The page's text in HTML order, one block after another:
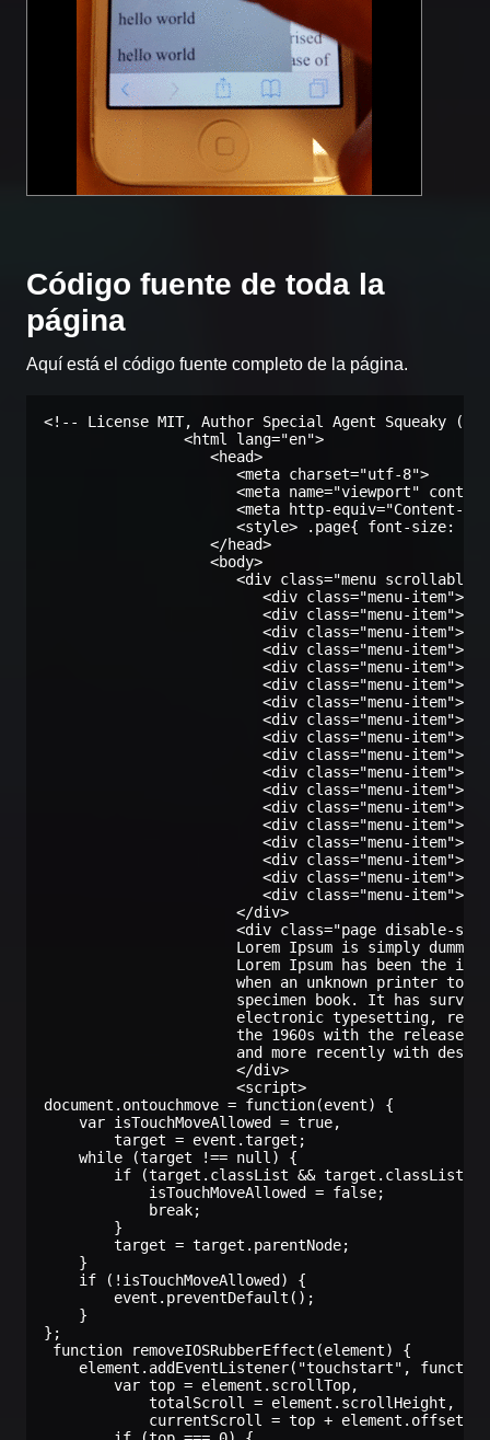
Código fuente de toda la
página
Aquí está el código fuente completo de la página.
<!-- License MIT, Author Special Agent Squeaky
                <html lang="en">
                   <head>
                      <meta charset="utf-8">
<meta name="viewport"
<meta http-equiv="Content-
<style> .page{ font-size:
                   </head>
                   <body>
                      <div class="menu scrollable">
<div class="menu-
<div class="menu-
<div class="menu-
<div class="menu-
<div class="menu-
<div class="menu-
<div class="menu-
<div class="menu-
<div class="menu-
<div class="menu-
<div class="menu-
<div class="menu-
<div class="menu-
<div class="menu-
<div class="menu-
<div class="menu-
<div class="menu-
<div class="menu-
                      </div>
<div class="page disable-
Lorem Ipsum is simply dummy
Lorem Ipsum has been the
when an unknown printer
specimen book. It has
electronic typesetting,
the 1960s with the release
and more recently with
                      </div>
                      <script>
document.ontouchmove = function(event) {
    var isTouchMoveAllowed = true,
        target = event.target;
    while (target !== null) {
if (target.classList &&
            isTouchMoveAllowed = false;
            break;
        }
        target = target.parentNode;
    }
    if (!isTouchMoveAllowed) {
        event.preventDefault();
    }
};
function removeIOSRubberEffect(element) {
element.addEventListener("touchstart",
        var top = element.scrollTop,
            totalScroll = element.scrollHeight,
currentScroll = top +